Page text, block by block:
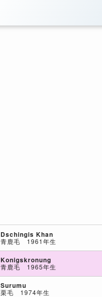
Dschingis Khan
青鹿毛 1961年生
Konigskronung
青鹿毛 1965年生
Surumu
栗毛 1974年生